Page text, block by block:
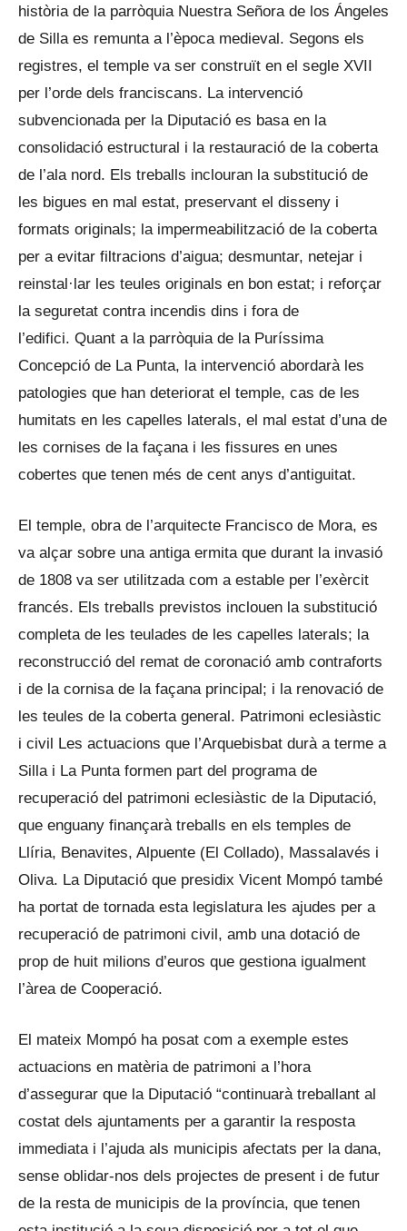
història de la parròquia Nuestra Señora de los Ángeles
de Silla es remunta a l’època medieval. Segons els
registres, el temple va ser construït en el segle XVII
per l’orde dels franciscans. La intervenció
subvencionada per la Diputació es basa en la
consolidació estructural i la restauració de la coberta
de l’ala nord. Els treballs inclouran la substitució de
les bigues en mal estat, preservant el disseny i
formats originals; la impermeabilització de la coberta
per a evitar filtracions d’aigua; desmuntar, netejar i
reinstal·lar les teules originals en bon estat; i reforçar
la seguretat contra incendis dins i fora de
l’edifici. Quant a la parròquia de la Puríssima
Concepció de La Punta, la intervenció abordarà les
patologies que han deteriorat el temple, cas de les
humitats en les capelles laterals, el mal estat d’una de
les cornises de la façana i les fissures en unes
cobertes que tenen més de cent anys d’antiguitat.
El temple, obra de l’arquitecte Francisco de Mora, es
va alçar sobre una antiga ermita que durant la invasió
de 1808 va ser utilitzada com a estable per l’exèrcit
francés. Els treballs previstos inclouen la substitució
completa de les teulades de les capelles laterals; la
reconstrucció del remat de coronació amb contraforts
i de la cornisa de la façana principal; i la renovació de
les teules de la coberta general. Patrimoni eclesiàstic
i civil Les actuacions que l’Arquebisbat durà a terme a
Silla i La Punta formen part del programa de
recuperació del patrimoni eclesiàstic de la Diputació,
que enguany finançarà treballs en els temples de
Llíria, Benavites, Alpuente (El Collado), Massalavés i
Oliva. La Diputació que presidix Vicent Mompó també
ha portat de tornada esta legislatura les ajudes per a
recuperació de patrimoni civil, amb una dotació de
prop de huit milions d’euros que gestiona igualment
l’àrea de Cooperació.
El mateix Mompó ha posat com a exemple estes
actuacions en matèria de patrimoni a l’hora
d’assegurar que la Diputació “continuarà treballant al
costat dels ajuntaments per a garantir la resposta
immediata i l’ajuda als municipis afectats per la dana,
sense oblidar-nos dels projectes de present i de futur
de la resta de municipis de la província, que tenen